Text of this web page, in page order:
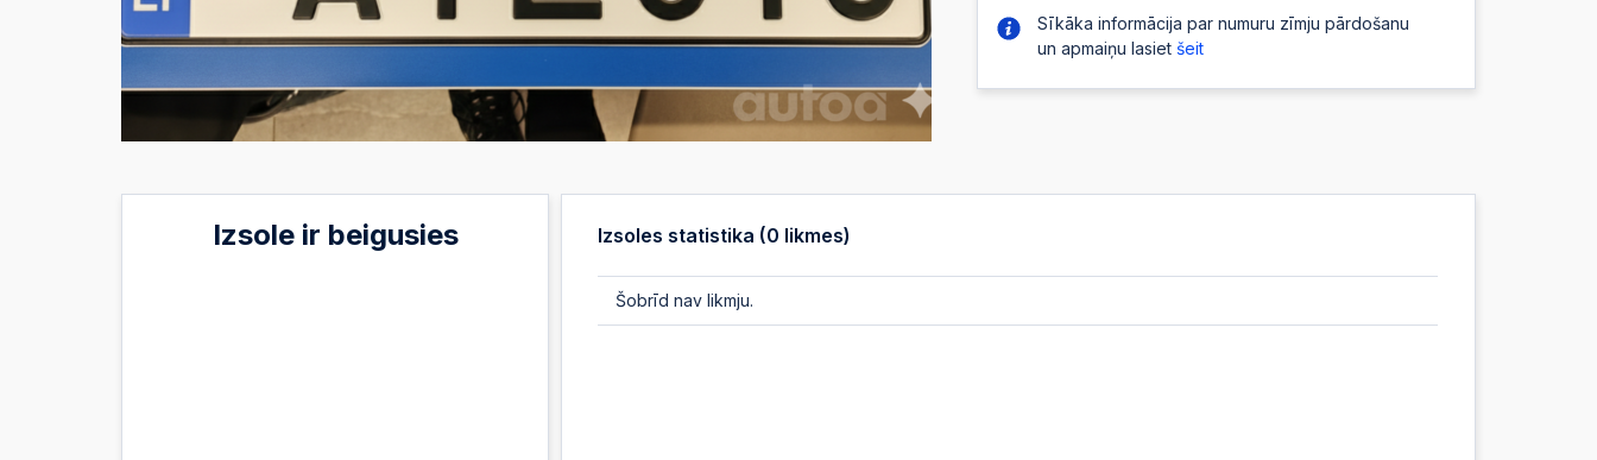
Sīkāka informācija par numuru zīmju pārdošanu
un apmaiņu lasiet šeit
Izsole ir beigusies Izsoles statistika (0 likmes)
Šobrīd nav likmju.